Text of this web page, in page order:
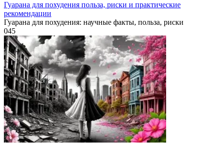
Гуарана для похудения польза, риски и практические
рекомендации
Гуарана для похудения: научные факты, польза, риски
045